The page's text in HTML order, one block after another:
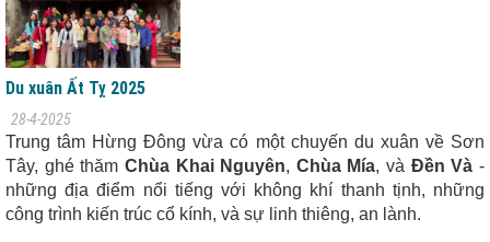
Du xuân Ất Tỵ 2025
28-4-2025
Trung tâm Hừng Đông vừa có một chuyến du xuân về Sơn
Tây, ghé thăm Chùa Khai Nguyên, Chùa Mía, và Đền Và -
những địa điểm nổi tiếng với không khí thanh tịnh, những
công trình kiến trúc cổ kính, và sự linh thiêng, an lành.